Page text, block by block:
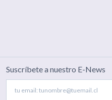
Suscríbete a nuestro E-News